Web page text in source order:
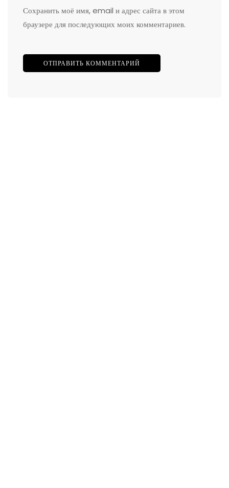
Сохранить моё имя, email и адрес сайта в этом
браузере для последующих моих комментариев.